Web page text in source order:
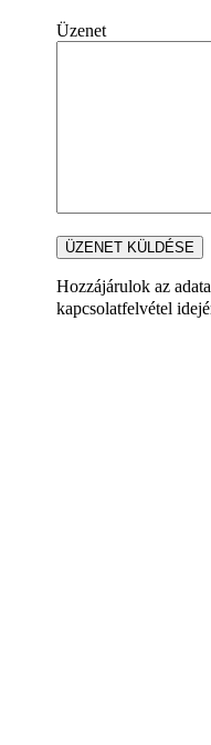
Üzenet
Hozzájárulok az
kapcsolatfelvétel